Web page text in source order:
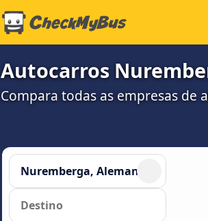
Autocarros
Compara todas as empresas de